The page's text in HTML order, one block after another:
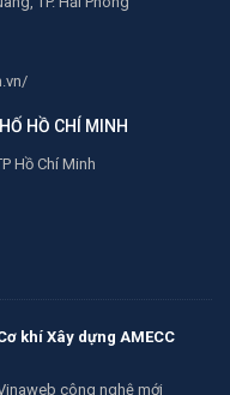
HỒ CHÍ MINH
Hồ Chí Minh
khí Xây dựng AMECC
công nghệ mới